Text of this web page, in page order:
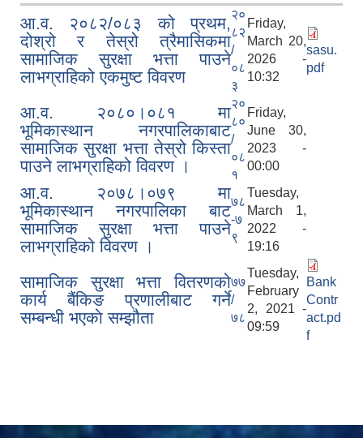
आ.व. २०८२/०८३ को प्रथम,
दोश्रो र तेस्रो त्रैमासिकमा
सामाजिक सुरक्षा भत्ता पाउने
लाभग्राहिको एकमुष्ट विवरण
२०
८२
/
०८
३
Friday,
March 20,
2026 -
10:32
sasu.
pdf
आ.व. २०८०।०८१ मा
भूमिकास्थान नगरपालिकाबाट
सामाजिक सुरक्षा भत्ता तेस्रो किस्ता
पाउने लाभग्राहिको विवरण ।
२०
८०
/
०८
१
Friday,
June 30,
2023 -
00:00
आ.व. २०७८।०७९ मा
भूमिकास्थान नगरपालिका बाट
सामाजिक सुरक्षा भत्ता पाउने
लाभग्राहिको विवरण ।
७८
-७
९
Tuesday,
March 1,
2022 -
19:16
सामाजिक सुरक्षा भत्ता वितरणको
कार्य बै‌ंकिङ प्रणालीबाट गर्ने
सम्बन्धी भएकाे सम्झौता
७७
/
७८
Tuesday,
February
2, 2021 -
09:59
Bank
Contr
act.pd
f